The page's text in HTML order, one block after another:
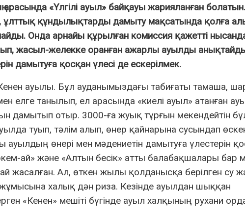
«Үлгілі ауыл» байқауы жарияланған
ұлттық құндылықтарды дамыту мақсатында қолға
Онда арнайы құрылған комиссия қажетті
жасыл-желекке оранған ажарлы ауылды
дамытуға қосқан үлесі де ескерілмек.
Кенен ауылы. Бұл ауданымыздағы табиғаты тамаша,
елге танылып, ел арасында «киелі ауыл» атанған
дамытып отыр. 3000-ға жуық тұрғын мекендейтін
туып, тәлім алып, өнер қайнарына сусындап
өнері мен мәдениетін дамытуға үлестерін
ай» және «Алтын бесік» атты балабақшалары бар
жасалған. Ал, өткен жылы қолданысқа берілген су
халық дән риза. Кезінде ауылдан шыққан
«Кенен» мешіті бүгінде ауыл халқының рухани